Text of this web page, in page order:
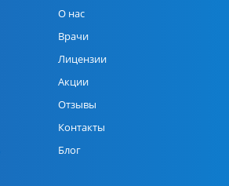
О нас
Врачи
Лицензии
Акции
Отзывы
Контакты
Блог